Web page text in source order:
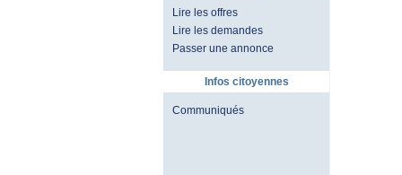
Lire les offres
Lire les demandes
Passer une annonce
Infos citoyennes
Communiqués